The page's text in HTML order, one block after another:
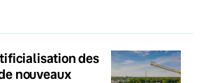
des
nouveaux